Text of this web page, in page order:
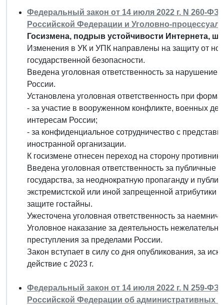
Федеральный закон от 14 июля 2022 г. N 260-
Российской Федерации и Уголовно-
Госизмена, подрыв устойчивости Интернета,
Изменения в УК и УПК направлены на защиту от
государственной безопасности.
Введена уголовная ответственность за нарушение
России.
Установлена уголовная ответственность при
- за участие в вооруженном конфликте, военных
интересам России;
- за конфиденциальное сотрудничество с
иностранной организации.
К госизмене отнесен переход на сторону
Введена уголовная ответственность за публичные
государства, за неоднократную пропаганду и
экстремистской или иной запрещенной
защите гостайны.
Ужесточена уголовная ответственность за
Уголовное наказание за деятельность
преступления за пределами России.
Закон вступает в силу со дня опубликования, за
действие с 2023 г.
Федеральный закон от 14 июля 2022 г. N 259-
Российской Федерации об административных